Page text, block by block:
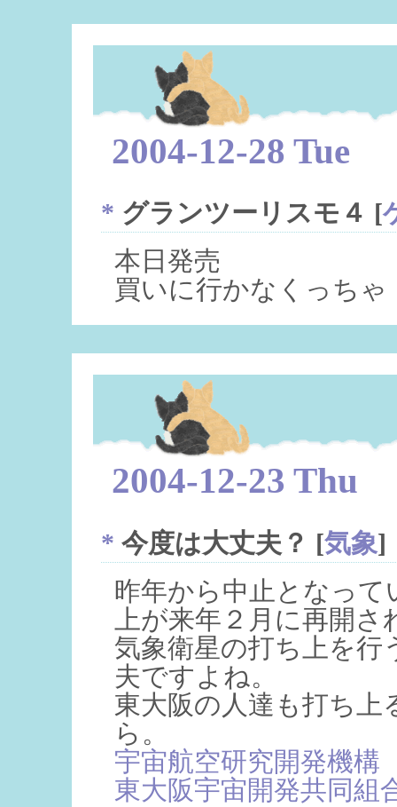
2004-12-28 Tue
* グランツーリスモ４ [
本日発売
買いに行かなくっちゃ
2004-12-23 Thu
* 今度は大丈夫？ [気象]
昨年から中止となっ
上が来年２月に再開さ
気象衛星の打ち上を行
夫ですよね。
東大阪の人達も打ち
ら。
宇宙航空研究開発機構
東大阪宇宙開発共同組